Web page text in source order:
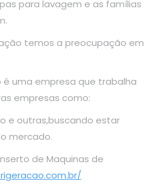
para lavagem e as famílias
temos a preocupação em
é uma empresa que trabalha
empresas como:
e outras,buscando estar
mercado.
de Maquinas de